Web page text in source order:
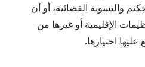
والتسوية القضائية، أو أن
الإقليمية أو غيرها من
اختيارها.